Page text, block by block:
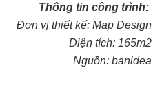
Thông tin công trình:
Đơn vị thiết kế: Map Design
Diện tích: 165m2
Nguồn: banidea